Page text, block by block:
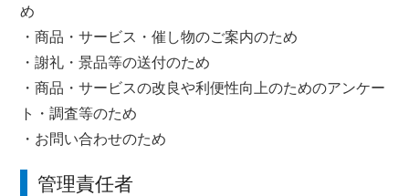
め
・商品・サービス・催し物のご案内のため
・謝礼・景品等の送付のため
・商品・サービスの改良や利便性向上のためのアンケー
ト・調査等のため
・お問い合わせのため
管理責任者